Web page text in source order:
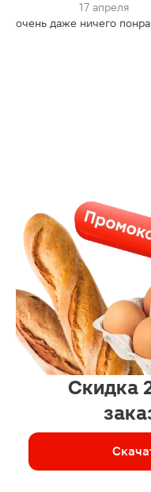
17 апреля
очень даже ничего
Скидка